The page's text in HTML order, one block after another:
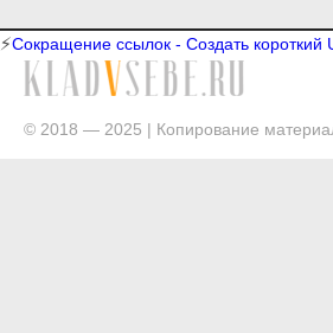
⚡Сокращение ссылок - Создать короткий
© 2018 — 2025 | Копирование